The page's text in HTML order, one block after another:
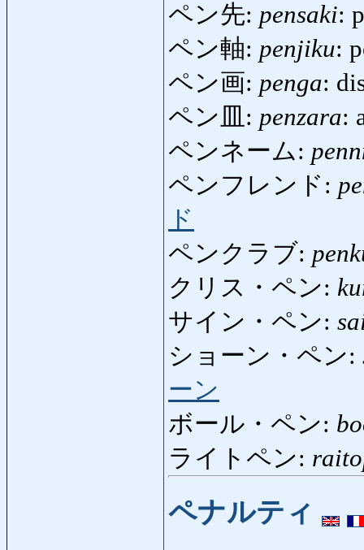
ペン先: pensaki:
ペン軸: penjiku:
ペン画: penga:
ペン皿: penzara:
ペンネーム:
ペンフレンド:
ド
ペンクラブ:
クリス・ペン:
サイン・ペン:
ショーン・ペン:
ーン
ボール・ペン:
ライトペン:
ペナルティ